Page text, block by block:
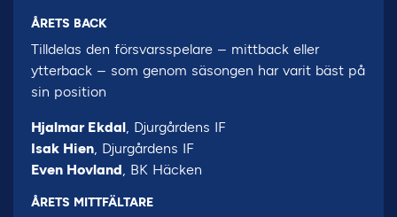
ÅRETS BACK
Tilldelas den försvarsspelare – mittback eller
ytterback – som genom säsongen har varit bäst på
sin position
Hjalmar Ekdal, Djurgårdens IF
Isak Hien, Djurgårdens IF
Even Hovland, BK Häcken
ÅRETS MITTFÄLTARE